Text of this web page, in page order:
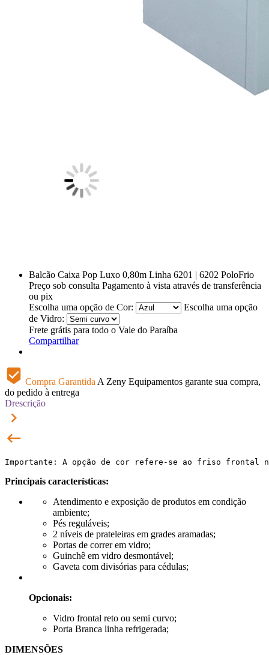
Balcão Caixa Pop Luxo 0,80m Linha 6201 | 6202 PoloFrio
Preço sob consulta Pagamento à vista através de transferência
ou pix
Escolha uma opção de Cor:
Escolha uma opção
de Vidro:
Frete grátis para todo o Vale do Paraíba
Compartilhar
beenhere Compra Garantida A Zeny Equipamentos garante sua compra,
do pedido à entrega
Drescrição
keyboard_arrow_right
keyboard_backspace
Importante: A opção de cor refere-se ao friso frontal
Principais características:
Atendimento e exposição de produtos em condição
ambiente;
Pés reguláveis;
2 níveis de prateleiras em grades aramadas;
Portas de correr em vidro;
Guinchê em vidro desmontável;
Gaveta com divisórias para cédulas;
Opcionais:
Vidro frontal reto ou semi curvo;
Porta Branca linha refrigerada;
DIMENSÕES